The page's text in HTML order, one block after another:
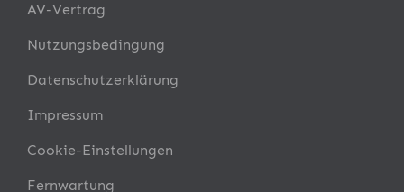
AV-Vertrag
Nutzungsbedingung
Datenschutzerklärung
Impressum
Cookie-Einstellungen
Fernwartung